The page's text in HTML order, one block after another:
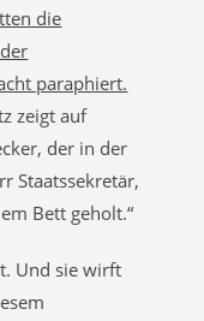
die
paraphiert.
zeigt auf
der in der
Staatssekretär,
Bett geholt.“
Und sie wirft